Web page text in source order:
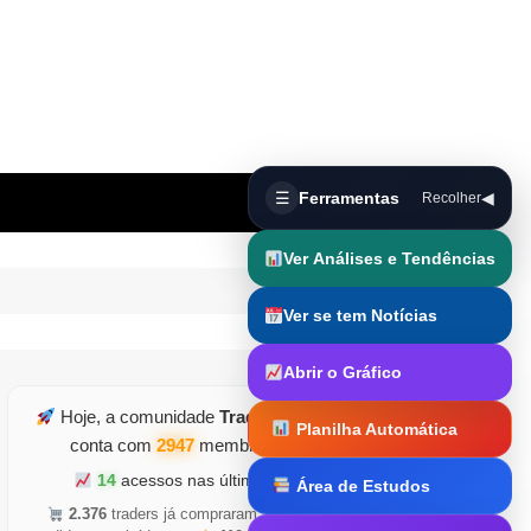
Trader Runner
Hoje, a comunidade TraderDicas.com
conta com 2947membros ativos
14acessos nas últimas horas
2.376 traders já compraram •
5.126
☰ Ferramentas Recolher◀
Ver Análises e Tendências
Ver se tem Notícias
Abrir o Gráfico
Planilha Automática
Área de Estudos